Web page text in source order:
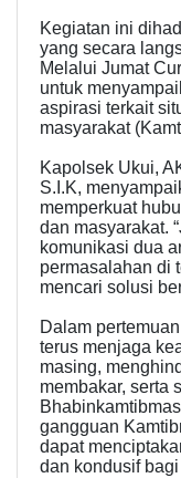
Kegiatan ini
yang secara
Melalui Jumat
untuk
aspirasi terkait
masyarakat
Kapolsek Ukui,
S.I.K,
memperkuat
dan masyarakat.
komunikasi dua
permasalahan di
mencari solusi
Dalam
terus menjaga
masing,
membakar, serta
gangguan
dapat
dan kondusif